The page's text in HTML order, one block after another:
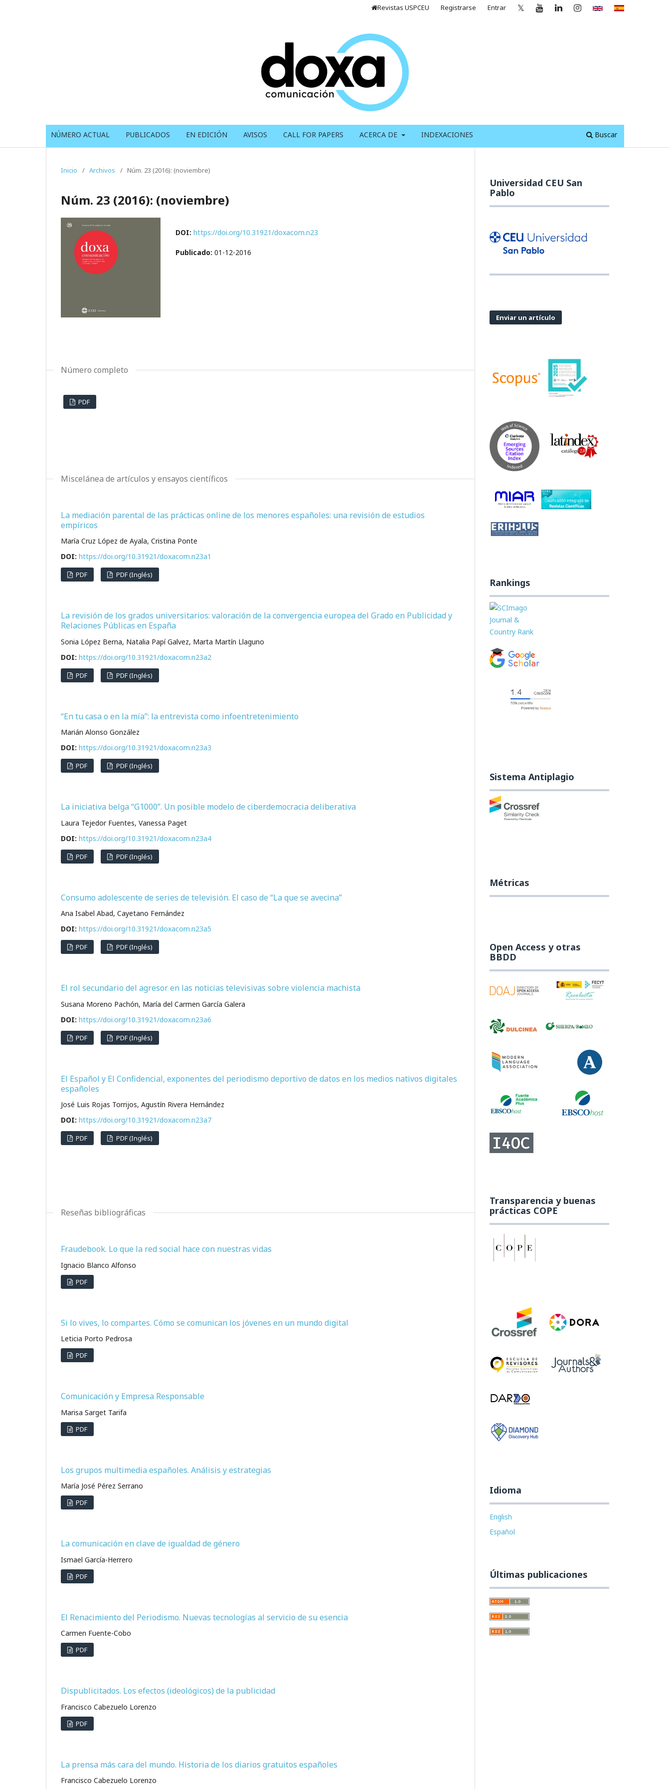
NÚMERO ACTUAL PUBLICADOS EN EDICIÓN AVISOS CALL FOR PAPERS ACERCA DE INDEXACIONES Buscar
Revistas USPCEU Registrarse Entrar Twitter YoutubeLinkedinInstagran
Inicio / Archivos / Núm. 23 (2016): (noviembre)
Núm. 23 (2016): (noviembre)
DOI: https://doi.org/10.31921/doxacom.n23
Publicado: 01-12-2016
Número completo
PDF
Miscelánea de artículos y ensayos científicos
La mediación parental de las prácticas online de los menores españoles: una revisión de estudios
empíricos
María Cruz López de Ayala, Cristina Ponte
DOI: https://doi.org/10.31921/doxacom.n23a1
PDF PDF (Inglés)
La revisión de los grados universitarios: valoración de la convergencia europea del Grado en Publicidad y
Relaciones Públicas en España
Sonia López Berna, Natalia Papí Galvez, Marta Martín Llaguno
DOI: https://doi.org/10.31921/doxacom.n23a2
PDF PDF (Inglés)
“En tu casa o en la mía”: la entrevista como infoentretenimiento
Marián Alonso González
DOI: https://doi.org/10.31921/doxacom.n23a3
PDF PDF (Inglés)
La iniciativa belga “G1000”. Un posible modelo de ciberdemocracia deliberativa
Laura Tejedor Fuentes, Vanessa Paget
DOI: https://doi.org/10.31921/doxacom.n23a4
PDF PDF (Inglés)
Consumo adolescente de series de televisión. El caso de “La que se avecina”
Ana Isabel Abad, Cayetano Fernández
DOI: https://doi.org/10.31921/doxacom.n23a5
PDF PDF (Inglés)
El rol secundario del agresor en las noticias televisivas sobre violencia machista
Susana Moreno Pachón, María del Carmen García Galera
DOI: https://doi.org/10.31921/doxacom.n23a6
PDF PDF (Inglés)
El Español y El Confidencial, exponentes del periodismo deportivo de datos en los medios nativos digitales
españoles
José Luis Rojas Torrijos, Agustín Rivera Hernández
DOI: https://doi.org/10.31921/doxacom.n23a7
PDF PDF (Inglés)
Reseñas bibliográficas
Fraudebook. Lo que la red social hace con nuestras vidas
Ignacio Blanco Alfonso
PDF
Si lo vives, lo compartes. Cómo se comunican los jóvenes en un mundo digital
Leticia Porto Pedrosa
PDF
Comunicación y Empresa Responsable
Marisa Sarget Tarifa
PDF
Los grupos multimedia españoles. Análisis y estrategias
María José Pérez Serrano
PDF
La comunicación en clave de igualdad de género
Ismael García-Herrero
PDF
El Renacimiento del Periodismo. Nuevas tecnologías al servicio de su esencia
Carmen Fuente-Cobo
PDF
Dispublicitados. Los efectos (ideológicos) de la publicidad
Francisco Cabezuelo Lorenzo
PDF
La prensa más cara del mundo. Historia de los diarios gratuitos españoles
Francisco Cabezuelo Lorenzo
Universidad CEU San
Pablo
Enviar un artículo
Rankings
Sistema Antiplagio
Métricas
Open Access y otras
BBDD
Transparencia y buenas
prácticas COPE
Idioma
English
Español
Últimas publicaciones